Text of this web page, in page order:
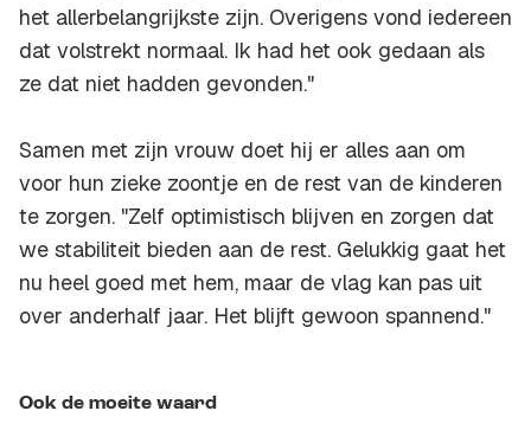
het allerbelangrijkste zijn. Overigens vond iedereen
dat volstrekt normaal. Ik had het ook gedaan als
ze dat niet hadden gevonden."
Samen met zijn vrouw doet hij er alles aan om
voor hun zieke zoontje en de rest van de kinderen
te zorgen. "Zelf optimistisch blijven en zorgen dat
we stabiliteit bieden aan de rest. Gelukkig gaat het
nu heel goed met hem, maar de vlag kan pas uit
over anderhalf jaar. Het blijft gewoon spannend."
Ook de moeite waard